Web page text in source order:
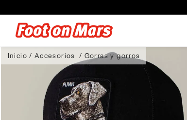
Accesorios Gorras y gorros